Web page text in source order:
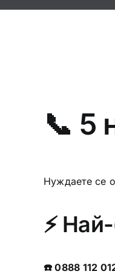
📞 5
Нуждаете се
⚡
☎️ 0888 112